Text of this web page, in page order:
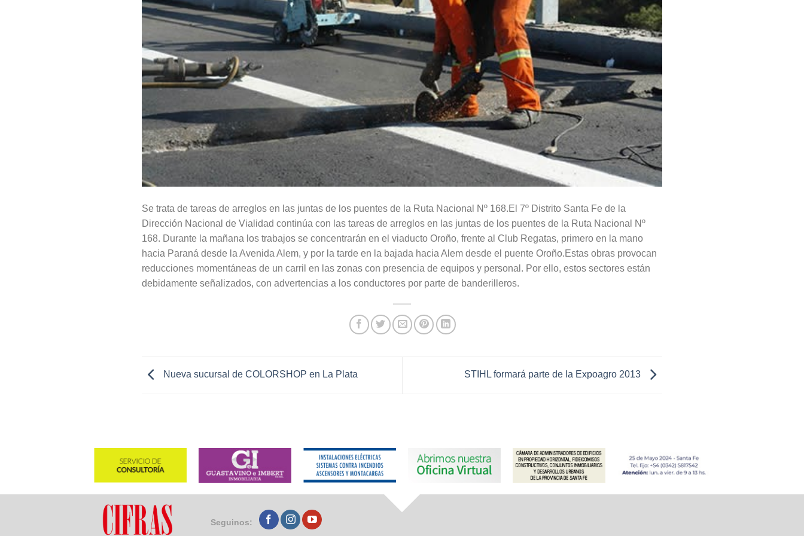
Se trata de tareas de arreglos en las juntas de los puentes de la Ruta Nacional Nº 168.El 7º Distrito Santa Fe de la
Dirección Nacional de Vialidad continúa con las tareas de arreglos en las juntas de los puentes de la Ruta Nacional Nº
168. Durante la mañana los trabajos se concentrarán en el viaducto Oroño, frente al Club Regatas, primero en la mano
hacia Paraná desde la Avenida Alem, y por la tarde en la bajada hacia Alem desde el puente Oroño.Estas obras provocan
reducciones momentáneas de un carril en las zonas con presencia de equipos y personal. Por ello, estos sectores están
debidamente señalizados, con advertencias a los conductores por parte de banderilleros.
Nueva sucursal de COLORSHOP en La Plata STIHL formará parte de la Expoagro 2013
Seguinos: